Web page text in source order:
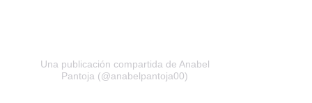
Una publicación compartida de Anabel
Pantoja (@anabelpantoja00)